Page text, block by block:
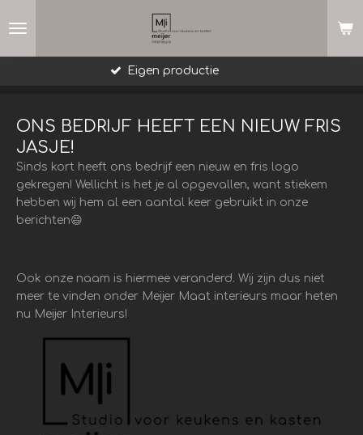
direct
Meer dan 25 jaar
ONS BEDRIJF HEEFT EEN NIEUW FRIS
JASJE!
Sinds kort heeft ons bedrijf een nieuw en fris logo
gekregen! Wellicht is het je al opgevallen, want stiekem
hebben wij hem al een aantal keer gebruikt in onze
berichten😄
Ook onze naam is hiermee veranderd. Wij zijn dus niet
meer te vinden onder Meijer Maat interieurs maar heten
nu Meijer Interieurs!